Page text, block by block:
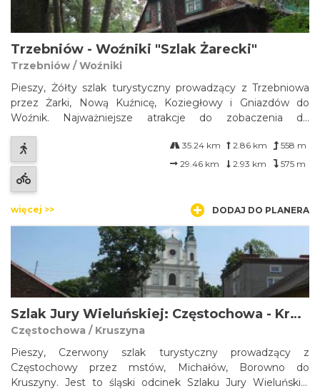
Trzebniów - Woźniki "Szlak Żarecki"
Trzebniów / Woźniki
Pieszy, Żółty szlak turystyczny prowadzący z Trzebniowa
przez Żarki, Nową Kuźnicę, Koziegłowy i Gniazdów do
Woźnik. Najważniejsze atrakcje do zobaczenia do
Świętego Ducha; w Żarkach - ruiny kościoła św. Stanisława,
układ urbanistyczny z ryn...
35.24 km 2.86 km
558 m
29.46 km
2.93 km 575 m
więcej >> DODAJ DO PLANERA
Szlak Jury Wieluńskiej: Częstochowa - Kruszyna
Częstochowa / Kruszyna
Pieszy, Czerwony szlak turystyczny prowadzący z
Częstochowy przez mstów, Michałów, Borowno do
Kruszyny. Jest to śląski odcinek Szlaku Jury Wieluńskiej